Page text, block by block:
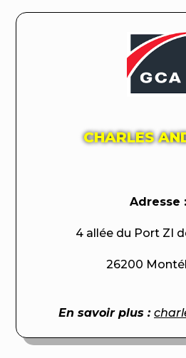
CHARLES
Adresse :
4 allée du Port ZI
26200
En savoir plus :